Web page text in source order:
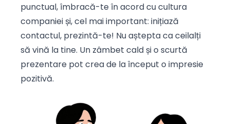
punctual, îmbracă-te în acord cu cultura
companiei și, cel mai important: inițiază
contactul, prezintă-te! Nu aștepta ca ceilalți
să vină la tine. Un zâmbet cald și o scurtă
prezentare pot crea de la început o impresie
pozitivă.